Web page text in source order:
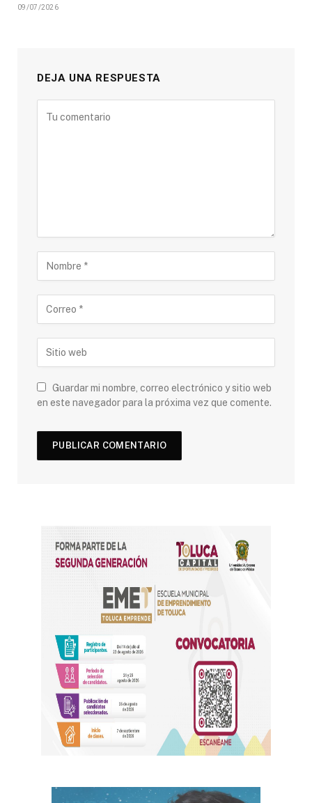
09/07/2026
DEJA UNA RESPUESTA
Guardar mi nombre, correo electrónico y sitio web
en este navegador para la próxima vez que comente.